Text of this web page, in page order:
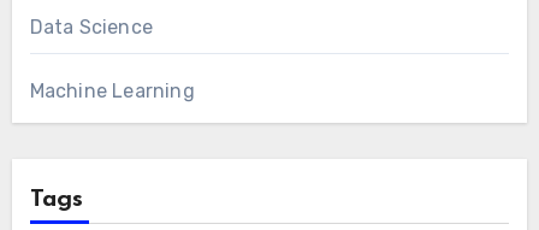
Data Science
Machine Learning
Tags